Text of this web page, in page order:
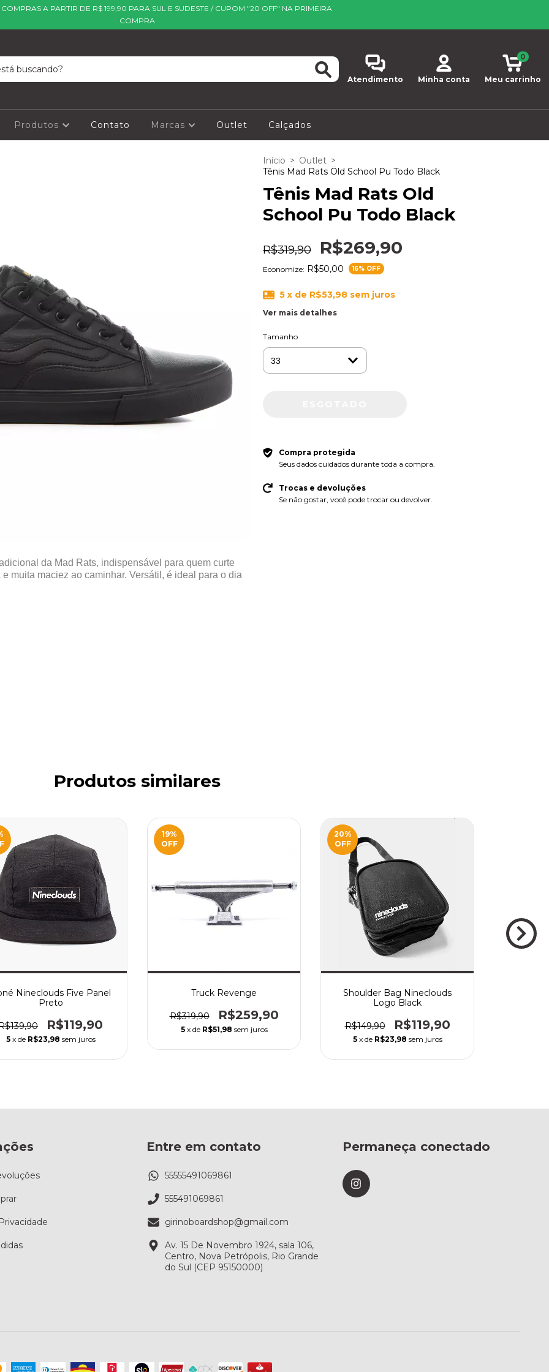
COMPRAS A PARTIR DE R$ 199,90 PARA SUL E SUDESTE / CUPOM "20 OFF" NA PRIMEIRA
COMPRA
Atendimento Minha conta Meu carrinho
0
Produtos Contato Marcas Outlet Calçados
da Mad Rats, indispensável para quem curte
muita maciez ao caminhar. Versátil, é ideal para o dia
Início > Outlet >
Tênis Mad Rats Old School Pu Todo Black
Tênis Mad Rats Old
School Pu Todo Black
R$319,90 R$269,90
Economize: R$50,00 16% OFF
5 x de R$53,98 sem juros
Ver mais detalhes
Tamanho
Compra protegida
Seus dados cuidados durante toda a compra.
Trocas e devoluções
Se não gostar, você pode trocar ou devolver.
Produtos similares
Nineclouds Five Panel
Preto
R$119,90
5 x de R$23,98 sem juros
19%
OFF
Truck Revenge
R$319,90 R$259,90
5 x de R$51,98 sem juros
20%
OFF
Shoulder Bag Nineclouds
Logo Black
R$149,90 R$119,90
5 x de R$23,98 sem juros
Entre em contato
55555491069861
555491069861
girinoboardshop@gmail.com
Av. 15 De Novembro 1924, sala 106,
Centro, Nova Petrópolis, Rio Grande
do Sul (CEP 95150000)
Permaneça conectado